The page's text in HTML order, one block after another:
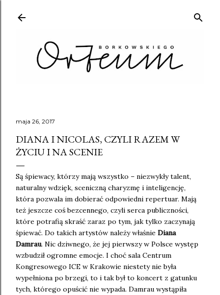
maja 26, 2017
DIANA I NICOLAS, CZYLI RAZEM W
ŻYCIU I NA SCENIE
Są śpiewacy, którzy mają wszystko – niezwykły talent,
naturalny wdzięk, sceniczną charyzmę i inteligencję,
która pozwala im dobierać odpowiedni repertuar. Mają
też jeszcze coś bezcennego, czyli serca publiczności,
które potrafią skraść zaraz po tym, jak tylko zaczynają
śpiewać. Do takich artystów należy właśnie Diana
Damrau. Nic dziwnego, że jej pierwszy w Polsce występ
wzbudził ogromne emocje. I choć sala Centrum
Kongresowego ICE w Krakowie niestety nie była
wypełniona po brzegi, to i tak był to koncert z gatunku
tych, którego opuścić nie wypada. Damrau wystąpiła